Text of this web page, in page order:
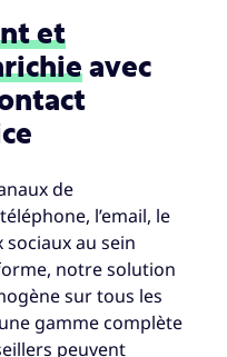
et
avec
de
l’email, le
sociaux au sein
notre solution
sur tous les
gamme complète
peuvent